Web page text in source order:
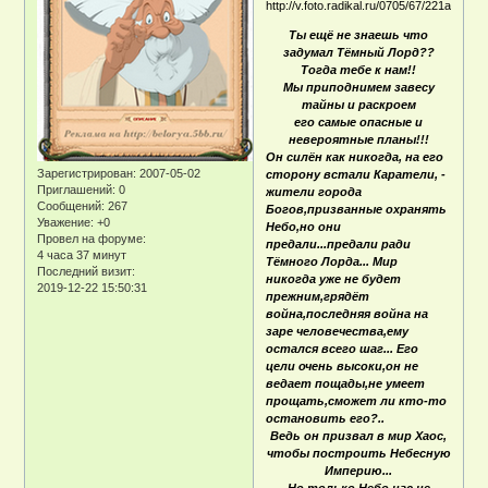
Зарегистрирован: 2007-05-02
Приглашений: 0
Сообщений: 267
Уважение: +0
Провел на форуме:
4 часа 37 минут
Последний визит:
2019-12-22 15:50:31
Ты ещё не знаешь что
задумал Тёмный Лорд??
Тогда тебе к нам!!
Мы приподнимем завесу
тайны и раскроем
его самые опасные и
невероятные планы!!!
Он силён как никогда, на его
сторону встали Каратели, -
жители города
Богов,призванные охранять
Небо,но они
предали...предали ради
Тёмного Лорда... Мир
никогда уже не будет
прежним,грядёт
война,последняя война на
заре человечества,ему
остался всего шаг... Его
цели очень высоки,он не
ведает пощады,не умеет
прощать,сможет ли кто-то
остановить его?..
Ведь он призвал в мир Хаос,
чтобы построить Небесную
Империю...